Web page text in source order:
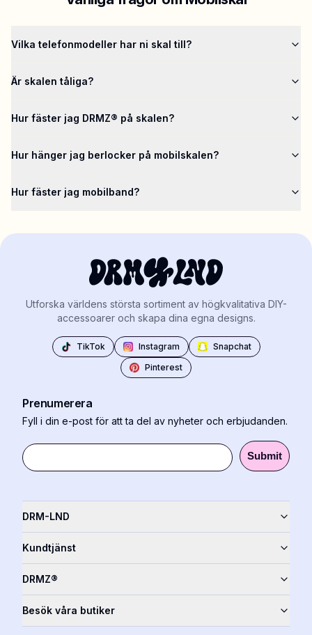
Vilka telefonmodeller har ni skal till?
Är skalen tåliga?
Hur fäster jag DRMZ® på skalen?
Hur hänger jag berlocker på mobilskalen?
Hur fäster jag mobilband?
Utforska världens största sortiment av högkvalitativa DIY-
accessoarer och skapa dina egna designs.
TikTok Instagram
Snapchat
Pinterest
DRM-LND
Kundtjänst
DRMZ®
Besök våra butiker
Prenumerera
Fyll i din e-post för att ta del av nyheter och erbjudanden.
Submit